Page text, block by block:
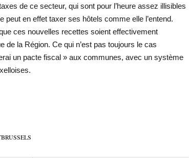
de ce secteur, qui sont pour l’heure assez illisibles
en effet taxer ses hôtels comme elle l’entend.
ces nouvelles recettes soient effectivement
de la Région. Ce qui n’est pas toujours le cas
un pacte fiscal » aux communes, avec un système